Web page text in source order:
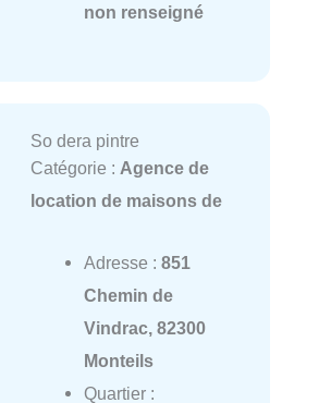
non renseigné
So dera pintre
Catégorie : Agence de
location de maisons de
Adresse : 851
Chemin de
Vindrac, 82300
Monteils
Quartier :